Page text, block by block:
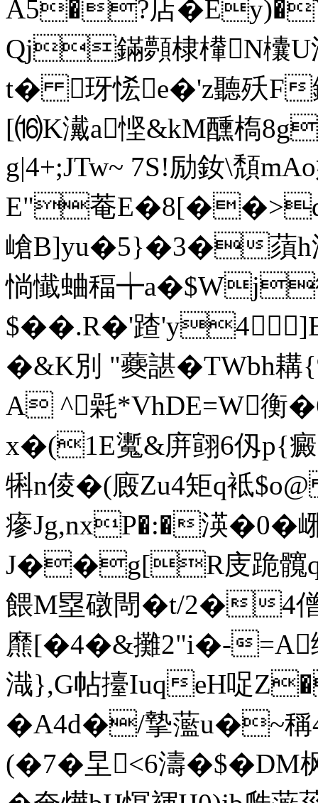
A5�?店�
Qj鏋顭棣檋N欜
t� 玡恡e�'z聽殀F鑸
[⒃K瀻a悭&kM醺槗
g|4+;JTw~ 7S!励釹\頽
E"菴
嵢B]yu�5}�3�蕦h
惝懴蛐稫╈a�$Wj
$��.R�'蹅
�&K別 "蘷諶�TWbh耩
A ^氉*VhDE=W衡
x�(1E魙&庰翧6仭p{
犐n倰�(廄Zu4矩q袛
瘮Jg,nxP�:�渶�0�
J��g[R庋跪髖
餵M塁礅閜�t/2�4
爢[�4�&攤2"i�-
渽},G帖擡IuqeH哫
�A4d�/摯 蘫u�~
(�7�圼<6濤�$�DM